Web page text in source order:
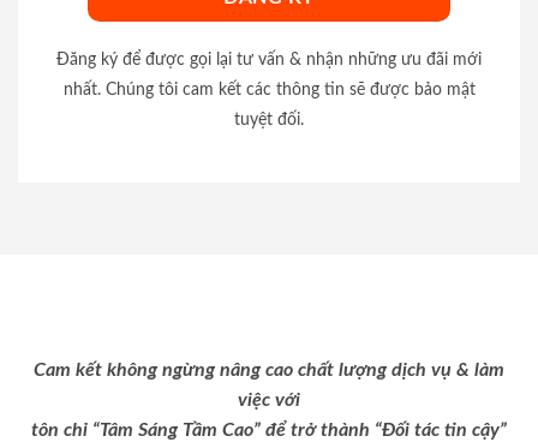
Đăng ký để được gọi lại tư vấn & nhận những ưu đãi mới
nhất. Chúng tôi cam kết các thông tin sẽ được bảo mật
tuyệt đối.
Cam kết không ngừng nâng cao chất lượng dịch vụ & làm
việc với
tôn chỉ “Tâm Sáng Tầm Cao” để trở thành “Đối tác tin cậy”